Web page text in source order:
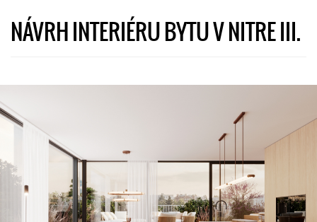
NÁVRH INTERIÉRU BYTU V NITRE III.